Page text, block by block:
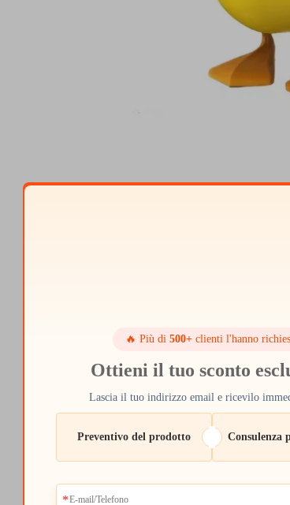
🔥 Più di 500+clienti l'hanno
Ottieni il tuo sconto
Lascia il tuo indirizzo email e ricevilo
Preventivo del prodotto Consulenza